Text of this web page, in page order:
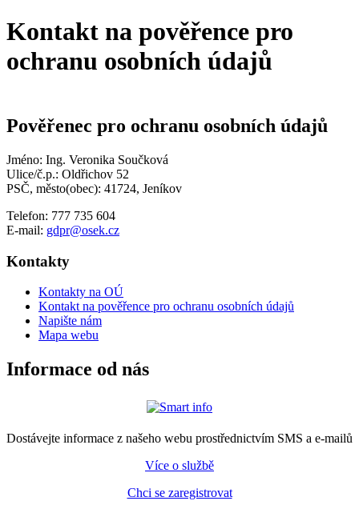
Kontakt na pověřence pro
ochranu osobních údajů
Pověřenec pro ochranu osobních údajů
Jméno: Ing. Veronika Součková
Ulice/č.p.: Oldřichov 52
PSČ, město(obec): 41724, Jeníkov
Telefon: 777 735 604
E-mail: gdpr@osek.cz
Kontakty
Kontakty na OÚ
Kontakt na pověřence pro ochranu osobních údajů
Napište nám
Mapa webu
Informace od nás
Dostávejte informace z našeho webu prostřednictvím SMS a e-mailů
Více o službě
Chci se zaregistrovat